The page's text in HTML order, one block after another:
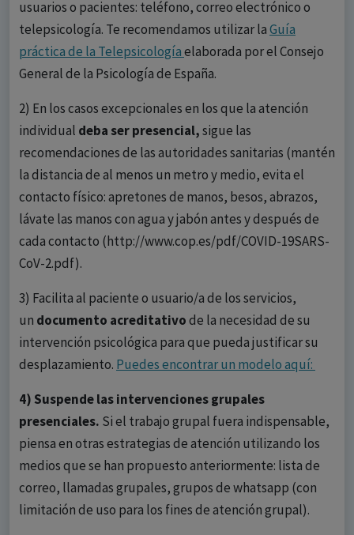
usuarios o pacientes: teléfono, correo electrónico o
telepsicología. Te recomendamos utilizar laGuía
práctica de la Telepsicologíaelaborada por el Consejo
General de la Psicología de España.
2) En los casos excepcionales en los que la atención
individual deba ser presencial,sigue las
recomendaciones de las autoridades sanitarias (mantén
la distancia de al menos un metro y medio, evita el
contacto físico: apretones de manos, besos, abrazos,
lávate las manos con agua y jabón antes y después de
cada contacto (http://www.cop.es/pdf/COVID-19SARS-
CoV-2.pdf).
3) Facilita al paciente o usuario/a de los servicios,
un documento acreditativode la necesidad de su
intervención psicológica para que pueda justificar su
desplazamiento. Puedes encontrar un modelo aquí:
4) Suspende las intervenciones grupales
presenciales. Si el trabajo grupal fuera indispensable,
piensa en otras estrategias de atención utilizando los
medios que se han propuesto anteriormente: lista de
correo, llamadas grupales, grupos de whatsapp (con
limitación de uso para los fines de atención grupal).